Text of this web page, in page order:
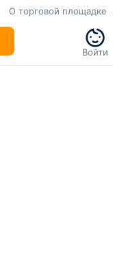
О торговой площадке
Войти